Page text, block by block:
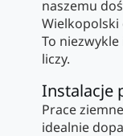
naszemu
Wielkopolski
To
liczy.
Instalacje
Prace
idealnie